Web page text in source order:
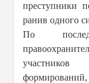
преступники
ранив одного
По